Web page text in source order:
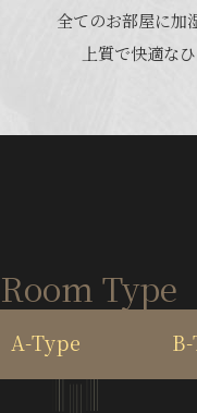
全てのお部屋に加
上質で快適な
Room Type
A-Type